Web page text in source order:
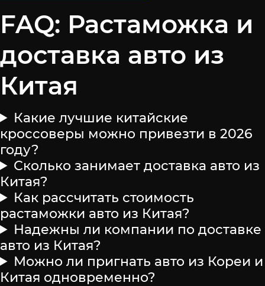
FAQ: Растаможка и
доставка авто из
Китая
Какие лучшие китайские
кроссоверы можно привезти в 2026
году?
Сколько занимает доставка авто из
Китая?
Как рассчитать стоимость
растаможки авто из Китая?
Надежны ли компании по доставке
авто из Китая?
Можно ли пригнать авто из Кореи и
Китая одновременно?